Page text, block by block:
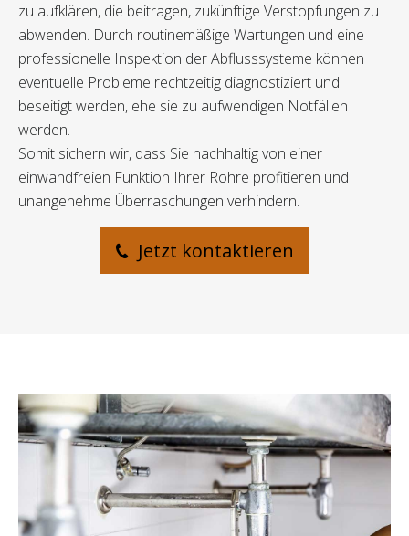
zu aufklären, die beitragen, zukünftige Verstopfungen zu
abwenden. Durch routinemäßige Wartungen und eine
professionelle Inspektion der Abflusssysteme können
eventuelle Probleme rechtzeitig diagnostiziert und
beseitigt werden, ehe sie zu aufwendigen Notfällen
werden.
Somit sichern wir, dass Sie nachhaltig von einer
einwandfreien Funktion Ihrer Rohre profitieren und
unangenehme Überraschungen verhindern.
Jetzt kontaktieren